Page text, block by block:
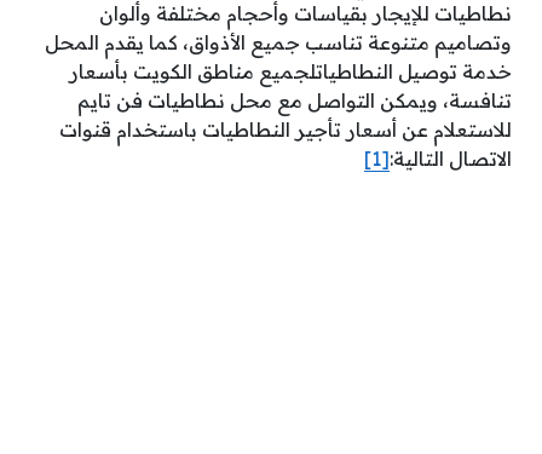
نطاطيات للإيجار بقياسات وأحجام مختلفة وألوان
وتصاميم متنوعة تناسب جميع الأذواق، كما يقدم المحل
خدمة توصيل النطاطياتلجميع مناطق الكويت بأسعار
تنافسة، ويمكن التواصل مع محل نطاطيات فن تايم
للاستعلام عن أسعار تأجير النطاطيات باستخدام قنوات
الاتصال التالية:[1]